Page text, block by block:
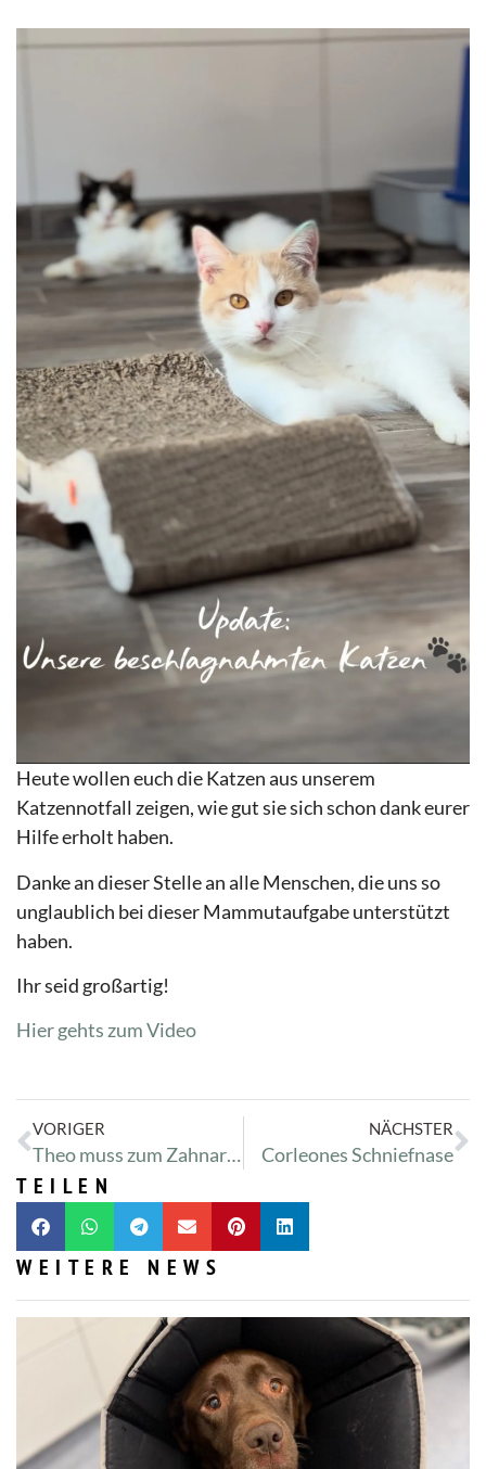
Heute wollen euch die Katzen aus unserem
Katzennotfall zeigen, wie gut sie sich schon dank eurer
Hilfe erholt haben.
Danke an dieser Stelle an alle Menschen, die uns so
unglaublich bei dieser Mammutaufgabe unterstützt
haben.
Ihr seid großartig!
Hier gehts zum Video
VORIGER
Theo muss zum Zahnarzt
NÄCHSTER
Corleones Schniefnase
TEILEN
WEITERE NEWS